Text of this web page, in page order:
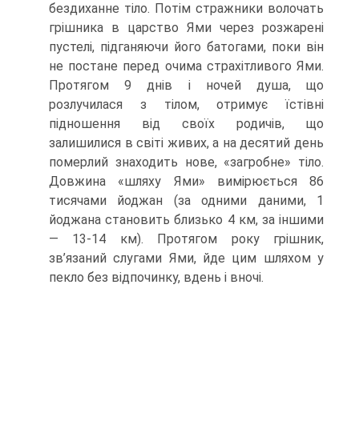
бездиханне тіло. Потім стражники волочать
грішника в царство Ями через розжарені
пустелі, підганяючи його батогами, поки він
не постане перед очима страхітливого Ями.
Протягом 9 днів і ночей душа, що
розлучилася з тілом, отримує їстівні
підношення від своїх родичів, що
залишилися в світі живих, а на десятий день
померлий знаходить нове, «загробне» тіло.
Довжина «шляху Ями» вимірюється 86
тисячами йоджан (за одними даними, 1
йоджана становить близь­ко 4 км, за іншими
— 13-14 км). Протягом року грішник,
зв’язаний слугами Ями, йде цим шляхом у
пекло без відпочинку, вдень і вночі.